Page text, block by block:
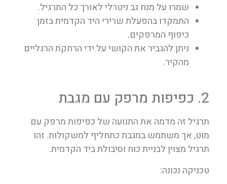
שמרו על מנח גב ניטרלי לאורך כל התרגיל.
התמקדו בהפעלת שרירי היד הקדמית בזמן
כיפוף המרפקים.
ניתן להגביר את הקושי על ידי הרחקת הרגליים
מהקיר.
2. כפיפות מרפק עם מגבת
תרגיל זה מדמה את התנועה של כפיפות מרפק עם
מוט, אך משתמש במגבת כתחליף למשקולות. זהו
תרגיל מצוין לבניית כוח וסיבולת ביד הקדמית.
טכניקה נכונה: